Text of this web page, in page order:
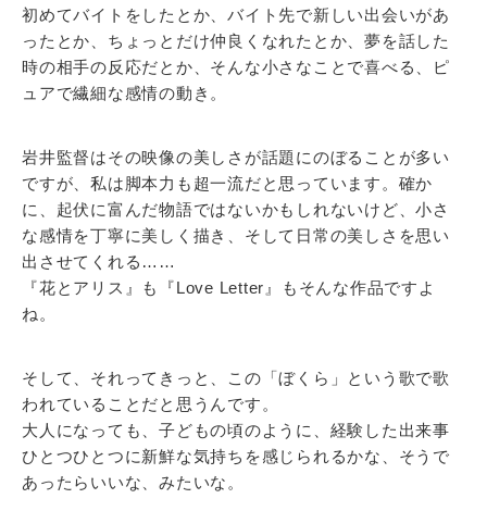
初めてバイトをしたとか、バイト先で新しい出会いがあ
ったとか、ちょっとだけ仲良くなれたとか、夢を話した
時の相手の反応だとか、そんな小さなことで喜べる、ピ
ュアで繊細な感情の動き。
岩井監督はその映像の美しさが話題にのぼることが多い
ですが、私は脚本力も超一流だと思っています。確か
に、起伏に富んだ物語ではないかもしれないけど、小さ
な感情を丁寧に美しく描き、そして日常の美しさを思い
出させてくれる……
『花とアリス』も『Love Letter』もそんな作品ですよ
ね。
そして、それってきっと、この「ぼくら」という歌で歌
われていることだと思うんです。
大人になっても、子どもの頃のように、経験した出来事
ひとつひとつに新鮮な気持ちを感じられるかな、そうで
あったらいいな、みたいな。